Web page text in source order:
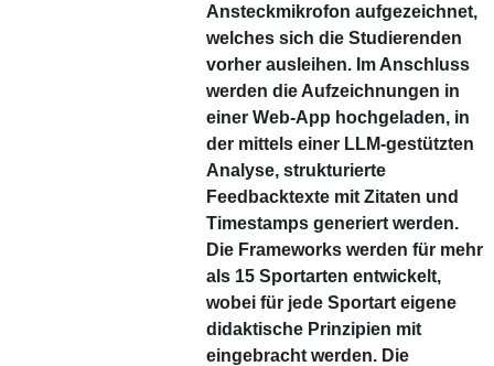
Ansteckmikrofon aufgezeichnet,
welches sich die Studierenden
vorher ausleihen. Im Anschluss
werden die Aufzeichnungen in
einer Web-App hochgeladen, in
der mittels einer LLM-gestützten
Analyse, strukturierte
Feedbacktexte mit Zitaten und
Timestamps generiert werden.
Die Frameworks werden für mehr
als 15 Sportarten entwickelt,
wobei für jede Sportart eigene
didaktische Prinzipien mit
eingebracht werden. Die